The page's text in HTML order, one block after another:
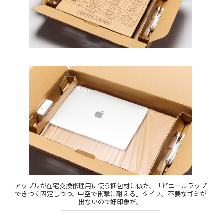
アップルが在宅交換修理用に使う梱包材に似た、「ビニールラップ
できつく固定しつつ、中空で衝撃に耐える」タイプ。不要なゴミが
出ないので好印象だ。